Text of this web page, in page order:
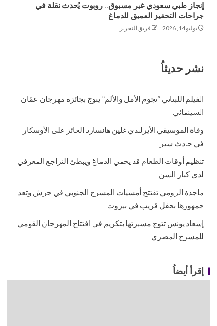
إنجاز طبي سعودي غير مسبوق.. روبوت يُحدث نقلة في
جراحات التحفيز العميق للدماغ
يوليو 14, 2026 فريق التحرير
نشر حديثاُ
الفيلم اللبناني “نجوم الأمل والألم” يتوج بجائزة مهرجان عمّان
السينمائي
وفاة الموسيقي الأيرلندي غلين هانسارد الحائز على الأوسكار
في حادث سير
تنظيم أوقات الطعام قد يحمي الدماغ ويبطئ التراجع المعرفي
لدى كبار السن
ماجدة الرومي تفتتح أمسيات المسرح الجنوبي في جرش وتعد
جمهورها بحفل قريب في بيروت
إسعاد يونس تتوج مسيرتها بتكريم في افتتاح المهرجان القومي
للمسرح المصري
إقرأ أيضاُ